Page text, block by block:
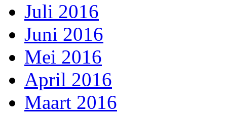
Juli 2016
Juni 2016
Mei 2016
April 2016
Maart 2016